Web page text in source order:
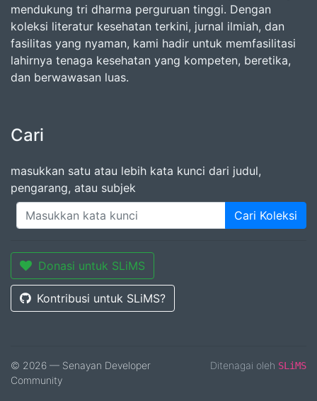
mendukung tri dharma perguruan tinggi. Dengan
koleksi literatur kesehatan terkini, jurnal ilmiah, dan
fasilitas yang nyaman, kami hadir untuk memfasilitasi
lahirnya tenaga kesehatan yang kompeten, beretika,
dan berwawasan luas.
Cari
masukkan satu atau lebih kata kunci dari judul,
pengarang, atau subjek
Cari Koleksi
Donasi untuk SLiMS
Kontribusi untuk SLiMS?
© 2026 — Senayan Developer
Community
Ditenagai oleh SLiMS